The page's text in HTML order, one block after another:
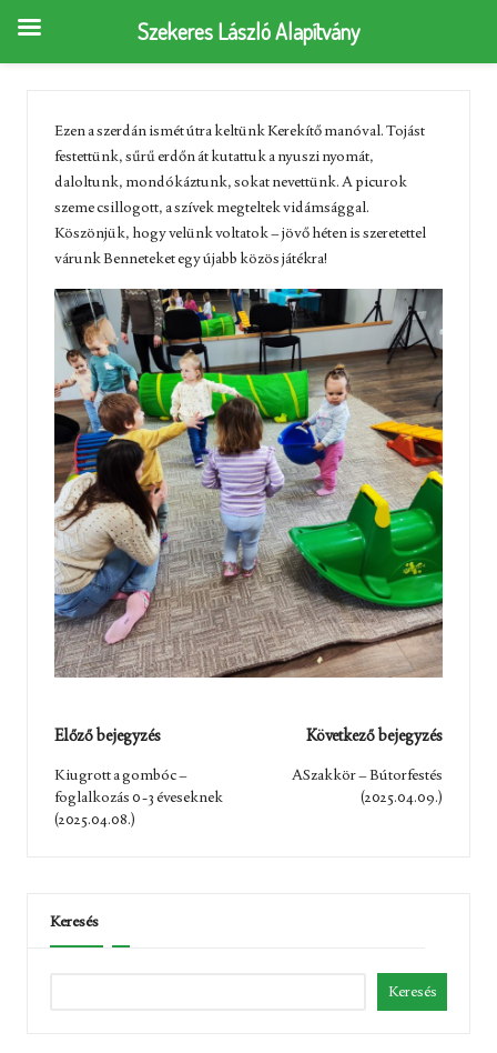
Ezen a szerdán ismét útra keltünk Kerekítő manóval. Tojást
festettünk, sűrű erdőn át kutattuk a nyuszi nyomát,
daloltunk, mondókáztunk, sokat nevettünk. A picurok
szeme csillogott, a szívek megteltek vidámsággal.
Köszönjük, hogy velünk voltatok – jövő héten is szeretettel
várunk Benneteket egy újabb közös játékra!
Post
navigation
Előző bejegyzés
Kiugrott a gombóc –
foglalkozás 0-3 éveseknek
(2025.04.08.)
Következő bejegyzés
ASzakkör – Bútorfestés
(2025.04.09.)
Keresés
Keresés
Szekeres László Alapítvány